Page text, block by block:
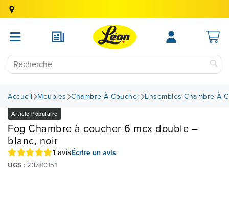
Accueil Meubles Chambre À Coucher Ensembles Chambre À
Article Populaire
Fog Chambre à coucher 6 mcx double –
blanc, noir
1 avisÉcrire un avis
UGS : 23780151